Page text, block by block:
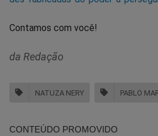
Contamos com você!
da Redação
NATUZA NERY PABLO